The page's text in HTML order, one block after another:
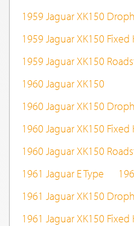
1959 Jaguar XK150
1959 Jaguar XK150
1959 Jaguar XK150
1960 Jaguar XK150
1960 Jaguar XK150
1960 Jaguar XK150
1960 Jaguar XK150
1961 Jaguar E Type
1961 Jaguar XK150
1961 Jaguar XK150